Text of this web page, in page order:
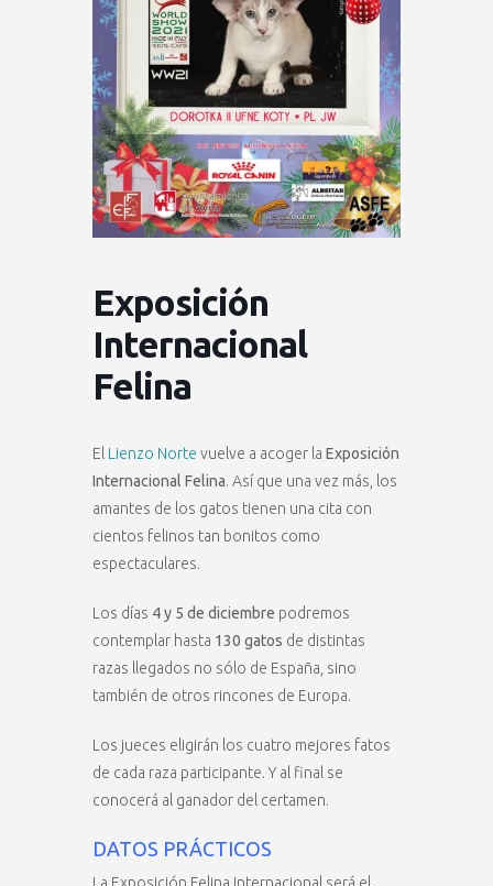
Exposición
Internacional
Felina
El Lienzo Norte vuelve a acoger la Exposición
Internacional Felina. Así que una vez más, los
amantes de los gatos tienen una cita con
cientos felinos tan bonitos como
espectaculares.
Los días 4 y 5 de diciembre podremos
contemplar hasta 130 gatos de distintas
razas llegados no sólo de España, sino
también de otros rincones de Europa.
Los jueces eligirán los cuatro mejores fatos
de cada raza participante. Y al final se
conocerá al ganador del certamen.
DATOS PRÁCTICOS